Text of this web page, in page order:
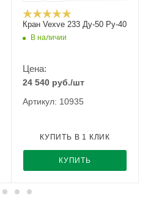
Кран Vexve 233 Ду-50 Ру-40
В наличии
Цена:
24 540 руб./шт
Артикул: 10935
КУПИТЬ
КУПИТЬ В 1 КЛИК